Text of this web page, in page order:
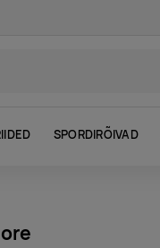
SPORDIRÕIVAD